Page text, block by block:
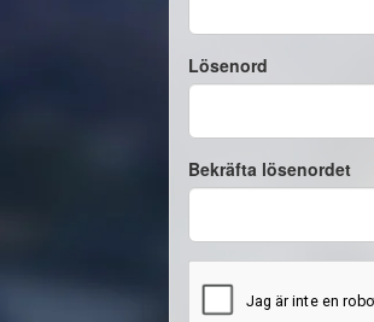
Lösenord
Bekräfta lösenordet